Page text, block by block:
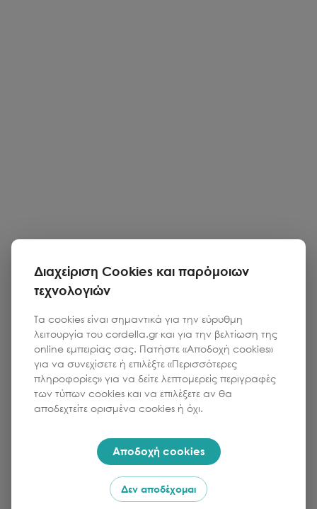
Διαχείριση Cookies και παρόμοιων
τεχνολογιών
Τα cookies είναι σημαντικά για την εύρυθμη
λειτουργία του cordella.gr και για την βελτίωση της
online εμπειρίας σας. Πατήστε «Αποδοχή cookies»
για να συνεχίσετε ή επιλέξτε «Περισσότερες
πληροφορίες» για να δείτε λεπτομερείς περιγραφές
των τύπων cookies και να επιλέξετε αν θα
αποδεχτείτε ορισμένα cookies ή όχι.
Αποδοχή cookies
Δεν αποδέχομαι